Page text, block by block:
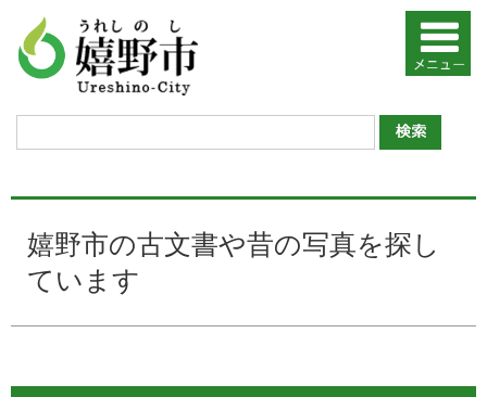
嬉野市の古文書や昔の写真を探し
ています